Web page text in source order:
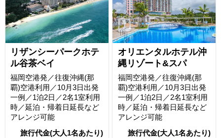
リザンシーパークホテ
ル谷茶ベイ
福岡空港発／往復沖縄(那
覇)空港利用／10月3日出発
一例／1泊2日／2名1室利用
時／延泊・帰着日延長など
アレンジ可能
オリエンタルホテル沖
縄リゾート&スパ
福岡空港発／往復沖縄(那
覇)空港利用／10月3日出発
一例／1泊2日／2名1室利用
時／延泊・帰着日延長など
アレンジ可能